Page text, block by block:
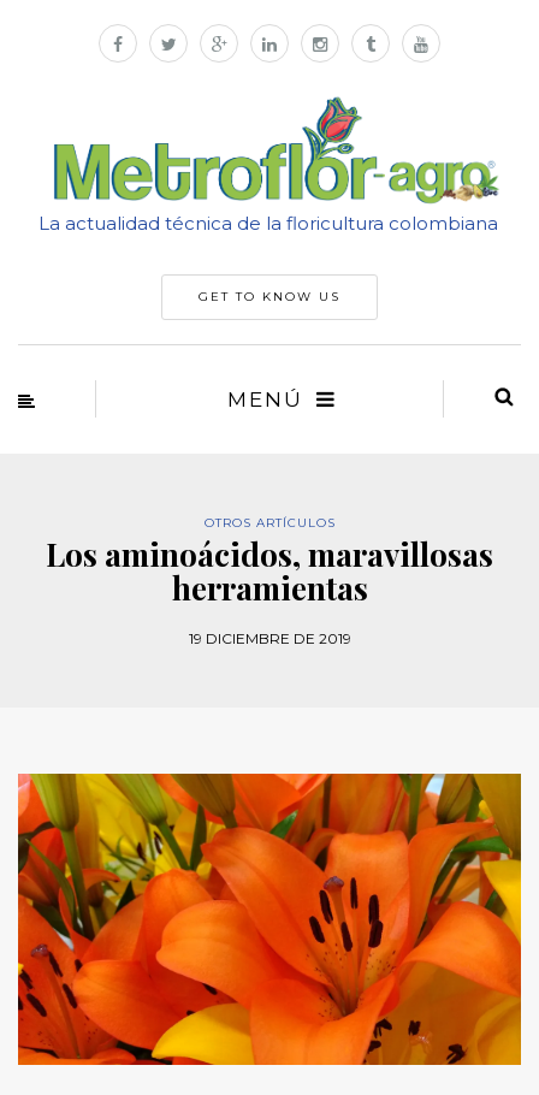
La actualidad técnica de la floricultura colombiana
GET TO KNOW US
MENÚ
OTROS ARTÍCULOS
Los aminoácidos, maravillosas
herramientas
19 DICIEMBRE DE 2019